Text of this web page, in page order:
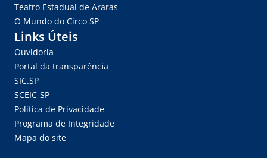
Teatro Estadual de Araras
O Mundo do Circo SP
Links Úteis
Ouvidoria
Portal da transparência
SIC.SP
SCEIC-SP
Política de Privacidade
Programa de Integridade
Mapa do site